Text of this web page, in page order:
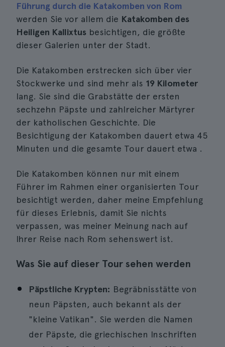
Führung durch die Katakomben von Rom
werden Sie vor allem die Katakomben des
Heiligen Kallixtus besichtigen, die größte
dieser Galerien unter der Stadt.
Die Katakomben erstrecken sich über vier
Stockwerke und sind mehr als 19 Kilometer
lang. Sie sind die Grabstätte der ersten
sechzehn Päpste und zahlreicher Märtyrer
der katholischen Geschichte. Die
Besichtigung der Katakomben dauert etwa 45
Minuten und die gesamte Tour dauert etwa .
Die Katakomben können nur mit einem
Führer im Rahmen einer organisierten Tour
besichtigt werden, daher meine Empfehlung
für dieses Erlebnis, damit Sie nichts
verpassen, was meiner Meinung nach auf
Ihrer Reise nach Rom sehenswert ist.
Was Sie auf dieser Tour sehen werden
Päpstliche Krypten: Begräbnisstätte von
neun Päpsten, auch bekannt als der
"kleine Vatikan". Sie werden die Namen
der Päpste, die griechischen Inschriften